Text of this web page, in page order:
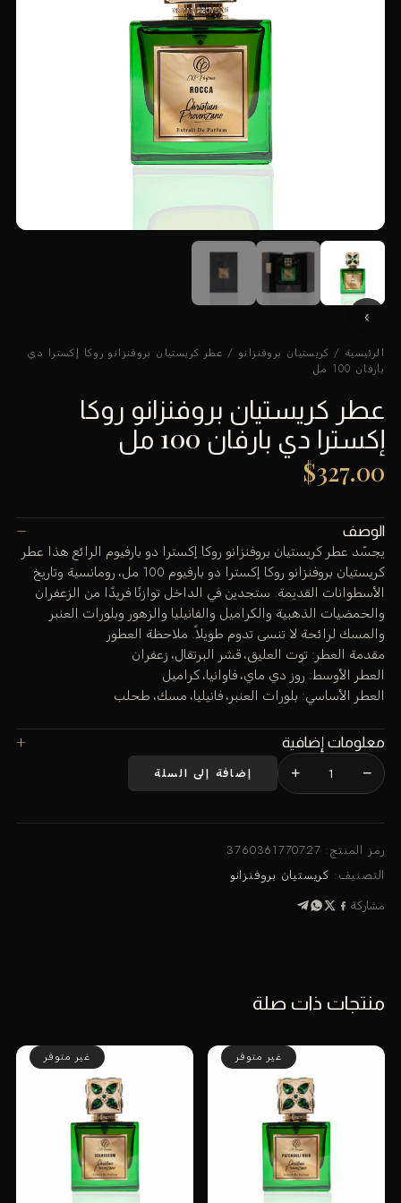
الرئيسية / كريستيان بروفنزانو / عطر كريستيان بروفنزانو روكا إكسترا دي
بارفان 100 مل
عطر كريستيان بروفنزانو روكا
إكسترا دي بارفان 100 مل
$327.00
الوصف
يجسّد عطر كريستيان بروفنزانو روكا إكسترا دو بارفيوم الرائع هذا عطر
كريستيان بروفنزانو روكا إكسترا دو بارفيوم 100 مل، رومانسية وتاريخ
الأسطوانات القديمة. ستجدين في الداخل توازنًا فريدًا من الزعفران
والحمضيات الذهبية والكراميل والفانيليا والزهور وبلورات العنبر
والمسك لرائحة لا تنسى تدوم طويلاً. ملاحظة العطور
مقدمة العطر: توت العليق، قشر البرتقال، زعفران
العطر الأوسط: روز دي ماي، فاوانيا، كراميل
العطر الأساسي: بلورات العنبر، فانيليا، مسك، طحلب
معلومات إضافية
كمية
كريستيان
بروفنزانو
روكا
إكسترا
دي
−
+ إضافة إلى السلة
رمز المنتج: 3760361770727
التصنيف: كريستيان بروفنزانو
مشاركة
منتجات ذات صلة
غير متوفر غير متوفر